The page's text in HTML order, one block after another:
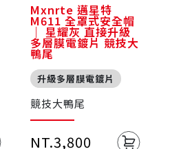
Mxnrte 邁星特
M611 全罩式安全帽
｜ 星耀灰 直接升級
多層膜電鍍片 競技大
鴨尾
升級多層膜電鍍片
競技大鴨尾
NT.3,800